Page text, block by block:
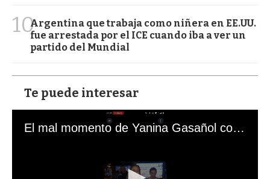
10Argentina que trabaja como niñera en EE.UU.
fue arrestada por el ICE cuando iba a ver un
partido del Mundial
Te puede interesar
El mal momento de Yanina Gasañol con un hincha argentino en "Subrayado"